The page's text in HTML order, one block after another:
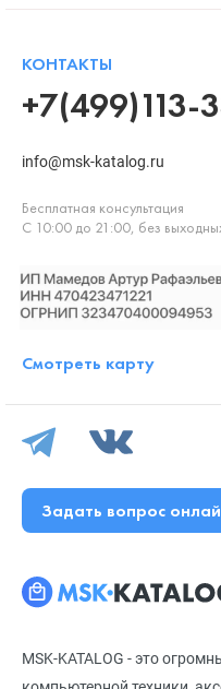
MSK-KATALOG - это
КОНТАКТЫ
+7(499)113-
info@msk-katalog.ru
Бесплатная консультация
С 10:00 до 21:00, без
Смотреть карту
Задать вопрос